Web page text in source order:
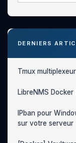
DERNIERS
Tmux
LibreNMS
IPban pour
sur votre serveur